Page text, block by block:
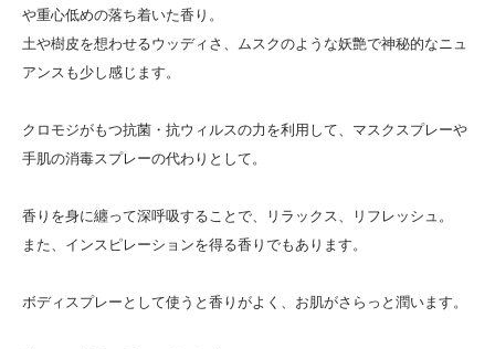
や重心低めの落ち着いた香り。
土や樹皮を想わせるウッディさ、ムスクのような妖艶で神秘的なニュ
アンスも少し感じます。
クロモジがもつ抗菌・抗ウィルスの力を利用して、マスクスプレーや
手肌の消毒スプレーの代わりとして。
香りを身に纏って深呼吸することで、リラックス、リフレッシュ。
また、インスピレーションを得る香りでもあります。
ボディスプレーとして使うと香りがよく、お肌がさらっと潤います。